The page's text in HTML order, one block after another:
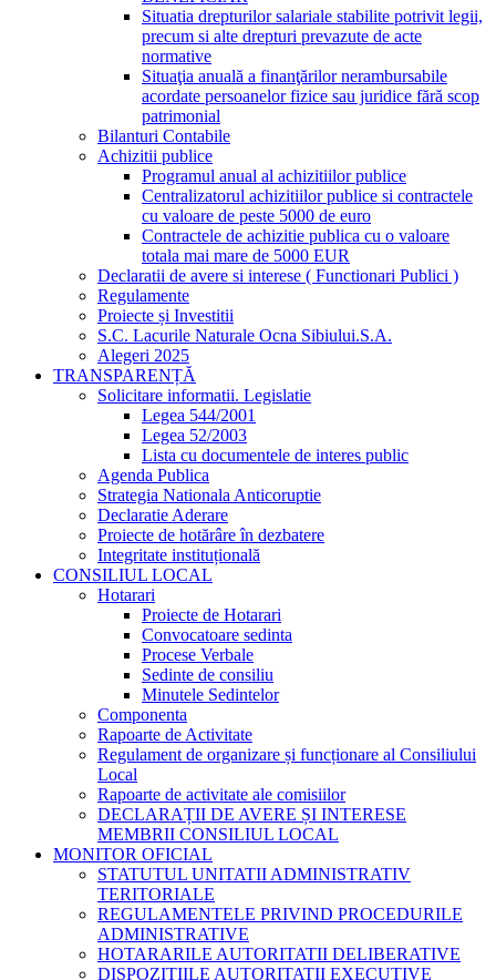
Situatia drepturilor salariale stabilite potrivit legii,
precum si alte drepturi prevazute de acte
normative
Situaţia anuală a finanţărilor nerambursabile
acordate persoanelor fizice sau juridice fără scop
patrimonial
Bilanturi Contabile
Achizitii publice
Programul anual al achizitiilor publice
Centralizatorul achizitiilor publice si contractele
cu valoare de peste 5000 de euro
Contractele de achizitie publica cu o valoare
totala mai mare de 5000 EUR
Declaratii de avere si interese ( Functionari Publici )
Regulamente
Proiecte și Investitii
S.C. Lacurile Naturale Ocna Sibiului.S.A.
Alegeri 2025
TRANSPARENȚĂ
Solicitare informatii. Legislatie
Legea 544/2001
Legea 52/2003
Lista cu documentele de interes public
Agenda Publica
Strategia Nationala Anticoruptie
Declaratie Aderare
Proiecte de hotărâre în dezbatere
Integritate instituțională
CONSILIUL LOCAL
Hotarari
Proiecte de Hotarari
Convocatoare sedinta
Procese Verbale
Sedinte de consiliu
Minutele Sedintelor
Componenta
Rapoarte de Activitate
Regulament de organizare și funcționare al Consiliului
Local
Rapoarte de activitate ale comisiilor
DECLARAȚII DE AVERE ȘI INTERESE
MEMBRII CONSILIUL LOCAL
MONITOR OFICIAL
STATUTUL UNITATII ADMINISTRATIV
TERITORIALE
REGULAMENTELE PRIVIND PROCEDURILE
ADMINISTRATIVE
HOTARARILE AUTORITATII DELIBERATIVE
DISPOZITIILE AUTORITATII EXECUTIVE